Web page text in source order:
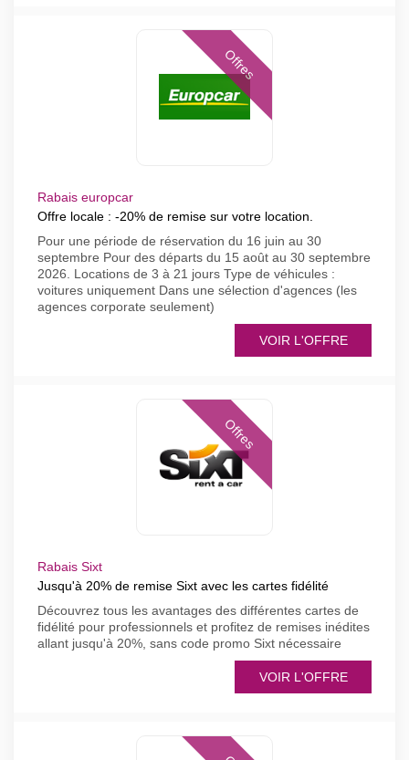
Offres
Rabais europcar
Offre locale : -20% de remise sur votre location.
Pour une période de réservation du 16 juin au 30
septembre Pour des départs du 15 août au 30 septembre
2026. Locations de 3 à 21 jours Type de véhicules :
voitures uniquement Dans une sélection d'agences (les
agences corporate seulement)
VOIR L'OFFRE
Offres
Rabais Sixt
Jusqu'à 20% de remise Sixt avec les cartes fidélité
Découvrez tous les avantages des différentes cartes de
fidélité pour professionnels et profitez de remises inédites
allant jusqu'à 20%, sans code promo Sixt nécessaire
VOIR L'OFFRE